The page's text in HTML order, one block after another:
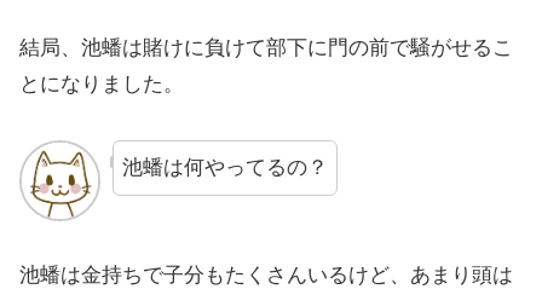
結局、池蟠は賭けに負けて部下に門の前で騒がせるこ
とになりました。
池蟠は何やってるの？
池蟠は金持ちで子分もたくさんいるけど、あまり頭は